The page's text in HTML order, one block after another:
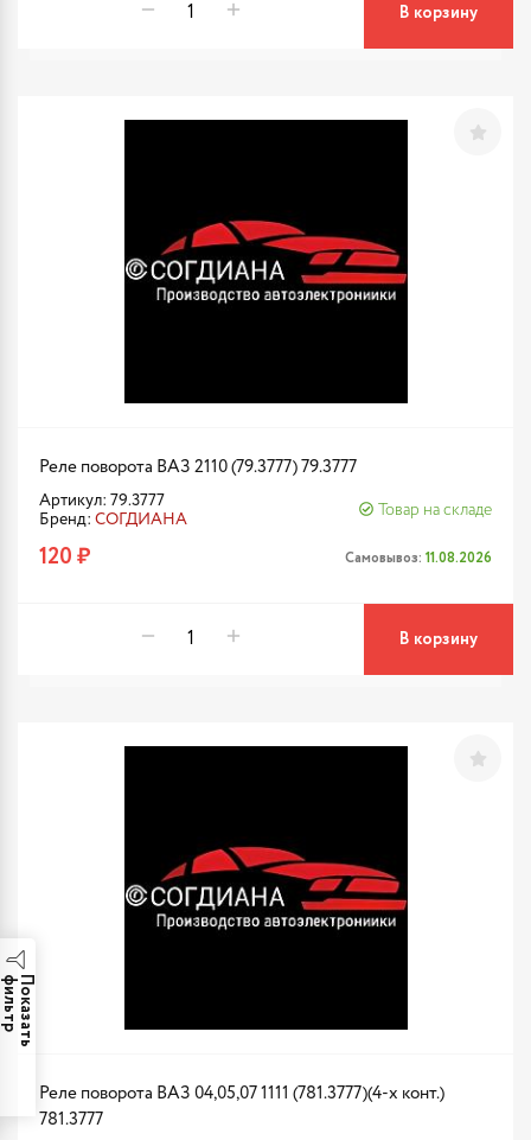
П
о
к
а
з
а
т
ь
ф
и
л
ь
т
В корзину
Реле поворота ВАЗ 2110 (79.3777) 79.3777
Артикул: 79.3777
Бренд: СОГДИАНА
Товар на складе
120 ₽ Самовывоз: 11.08.2026
В корзину
Реле поворота ВАЗ 04,05,07 1111 (781.3777)(4-х конт.)
781.3777